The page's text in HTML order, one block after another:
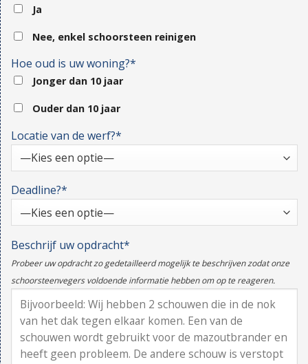
Ja
Nee, enkel schoorsteen reinigen
Hoe oud is uw woning?*
Jonger dan 10 jaar
Ouder dan 10 jaar
Locatie van de werf?*
Deadline?*
Beschrijf uw opdracht*
Probeer uw opdracht zo gedetailleerd mogelijk te beschrijven zodat onze
schoorsteenvegers voldoende informatie hebben om op te reageren.